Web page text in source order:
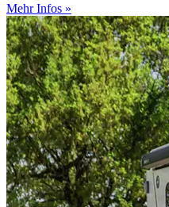
Mehr Infos »